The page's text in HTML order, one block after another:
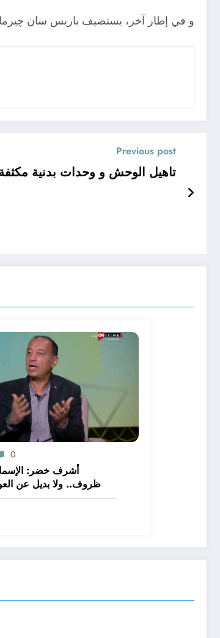
و في إطار آخر، يستضيف باريس سان
Previous post
تاهيل الوحش و وحدات بدنية
0
أشرف خضر:
ظروف.. ولا بديل عن